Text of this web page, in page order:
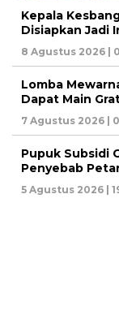
Kepala
Disiapkan Jadi
8 Agustus 2026 |
Lomba
Dapat Main
7 Agustus 2026 |
Pupuk Subsidi
Penyebab
5 Agustus 2026 |